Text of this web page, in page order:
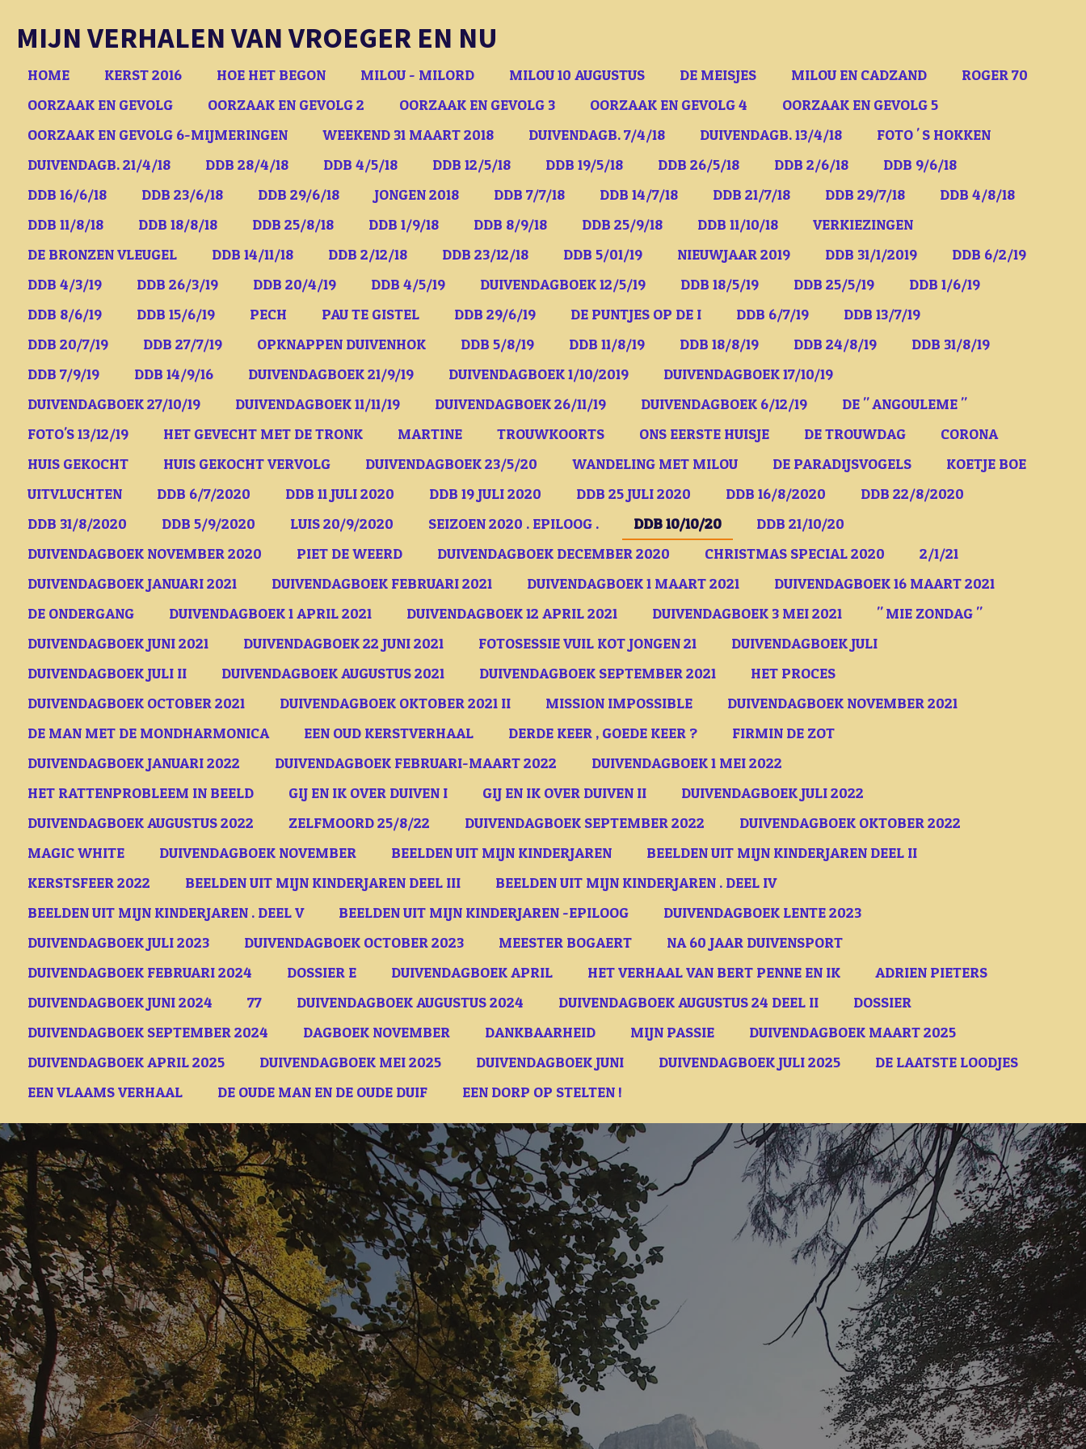
direct
hoofdinhoud
MIJN VERHALEN VAN VROEGER EN NU
HOME KERST 2016 HOE HET BEGON MILOU - MILORD MILOU 10 AUGUSTUS DE MEISJES MILOU EN CADZAND
ROGER 70
OORZAAK EN GEVOLG
OORZAAK EN GEVOLG 2 OORZAAK EN GEVOLG 3 OORZAAK EN GEVOLG 4
OORZAAK EN GEVOLG 5
OORZAAK EN GEVOLG 6-MIJMERINGEN
WEEKEND 31 MAART 2018 DUIVENDAGB. 7/4/18 DUIVENDAGB. 13/4/18
FOTO ' S HOKKEN
DUIVENDAGB. 21/4/18
DDB 28/4/18 DDB 4/5/18 DDB 12/5/18 DDB 19/5/18 DDB 26/5/18 DDB 2/6/18
DDB 9/6/18
DDB 16/6/18
DDB 23/6/18 DDB 29/6/18 JONGEN 2018 DDB 7/7/18 DDB 14/7/18 DDB 21/7/18 DDB 29/7/18
DDB 4/8/18
DDB 11/8/18
DDB 18/8/18 DDB 25/8/18 DDB 1/9/18 DDB 8/9/18 DDB 25/9/18 DDB 11/10/18
VERKIEZINGEN
DE BRONZEN VLEUGEL
DDB 14/11/18 DDB 2/12/18 DDB 23/12/18 DDB 5/01/19 NIEUWJAAR 2019 DDB 31/1/2019
DDB 6/2/19
DDB 4/3/19
DDB 26/3/19 DDB 20/4/19 DDB 4/5/19 DUIVENDAGBOEK 12/5/19 DDB 18/5/19 DDB 25/5/19
DDB 1/6/19
DDB 8/6/19
DDB 15/6/19 PECH PAU TE GISTEL DDB 29/6/19 DE PUNTJES OP DE I DDB 6/7/19
DDB 13/7/19
DDB 20/7/19
DDB 27/7/19 OPKNAPPEN DUIVENHOK DDB 5/8/19 DDB 11/8/19 DDB 18/8/19 DDB 24/8/19
DDB 31/8/19
DDB 7/9/19
DDB 14/9/16 DUIVENDAGBOEK 21/9/19 DUIVENDAGBOEK 1/10/2019
DUIVENDAGBOEK 17/10/19
DUIVENDAGBOEK 27/10/19
DUIVENDAGBOEK 11/11/19 DUIVENDAGBOEK 26/11/19 DUIVENDAGBOEK 6/12/19
DE " ANGOULEME "
FOTO'S 13/12/19
HET GEVECHT MET DE TRONK MARTINE TROUWKOORTS ONS EERSTE HUISJE DE TROUWDAG
CORONA
HUIS GEKOCHT
HUIS GEKOCHT VERVOLG DUIVENDAGBOEK 23/5/20 WANDELING MET MILOU DE PARADIJSVOGELS
KOETJE BOE
UITVLUCHTEN
DDB 6/7/2020 DDB 11 JULI 2020 DDB 19 JULI 2020 DDB 25 JULI 2020 DDB 16/8/2020
DDB 22/8/2020
DDB 31/8/2020
DDB 5/9/2020 LUIS 20/9/2020 SEIZOEN 2020 . EPILOOG . DDB 10/10/20
DDB 21/10/20
DUIVENDAGBOEK NOVEMBER 2020
PIET DE WEERD DUIVENDAGBOEK DECEMBER 2020 CHRISTMAS SPECIAL 2020
2/1/21
DUIVENDAGBOEK JANUARI 2021
DUIVENDAGBOEK FEBRUARI 2021 DUIVENDAGBOEK 1 MAART 2021
DUIVENDAGBOEK 16 MAART 2021
DE ONDERGANG
DUIVENDAGBOEK 1 APRIL 2021 DUIVENDAGBOEK 12 APRIL 2021 DUIVENDAGBOEK 3 MEI 2021
" MIE ZONDAG "
DUIVENDAGBOEK JUNI 2021
DUIVENDAGBOEK 22 JUNI 2021 FOTOSESSIE VUIL KOT JONGEN 21
DUIVENDAGBOEK JULI
DUIVENDAGBOEK JULI II
DUIVENDAGBOEK AUGUSTUS 2021 DUIVENDAGBOEK SEPTEMBER 2021
HET PROCES
DUIVENDAGBOEK OCTOBER 2021
DUIVENDAGBOEK OKTOBER 2021 II MISSION IMPOSSIBLE
DUIVENDAGBOEK NOVEMBER 2021
DE MAN MET DE MONDHARMONICA
EEN OUD KERSTVERHAAL DERDE KEER , GOEDE KEER ?
FIRMIN DE ZOT
DUIVENDAGBOEK JANUARI 2022
DUIVENDAGBOEK FEBRUARI-MAART 2022
DUIVENDAGBOEK 1 MEI 2022
HET RATTENPROBLEEM IN BEELD
GIJ EN IK OVER DUIVEN I GIJ EN IK OVER DUIVEN II
DUIVENDAGBOEK JULI 2022
DUIVENDAGBOEK AUGUSTUS 2022
ZELFMOORD 25/8/22 DUIVENDAGBOEK SEPTEMBER 2022
DUIVENDAGBOEK OKTOBER 2022
MAGIC WHITE
DUIVENDAGBOEK NOVEMBER BEELDEN UIT MIJN KINDERJAREN
BEELDEN UIT MIJN KINDERJAREN DEEL II
KERSTSFEER 2022
BEELDEN UIT MIJN KINDERJAREN DEEL III
BEELDEN UIT MIJN KINDERJAREN . DEEL IV
BEELDEN UIT MIJN KINDERJAREN . DEEL V
BEELDEN UIT MIJN KINDERJAREN -EPILOOG
DUIVENDAGBOEK LENTE 2023
DUIVENDAGBOEK JULI 2023
DUIVENDAGBOEK OCTOBER 2023 MEESTER BOGAERT
NA 60 JAAR DUIVENSPORT
DUIVENDAGBOEK FEBRUARI 2024
DOSSIER E DUIVENDAGBOEK APRIL HET VERHAAL VAN BERT PENNE EN IK
ADRIEN PIETERS
DUIVENDAGBOEK JUNI 2024
77 DUIVENDAGBOEK AUGUSTUS 2024 DUIVENDAGBOEK AUGUSTUS 24 DEEL II
DOSSIER
DUIVENDAGBOEK SEPTEMBER 2024
DAGBOEK NOVEMBER DANKBAARHEID MIJN PASSIE
DUIVENDAGBOEK MAART 2025
DUIVENDAGBOEK APRIL 2025
DUIVENDAGBOEK MEI 2025 DUIVENDAGBOEK JUNI DUIVENDAGBOEK JULI 2025
DE LAATSTE LOODJES
EEN VLAAMS VERHAAL
DE OUDE MAN EN DE OUDE DUIF EEN DORP OP STELTEN !